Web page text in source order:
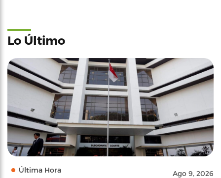
Lo Último
Última Hora Ago 9, 2026